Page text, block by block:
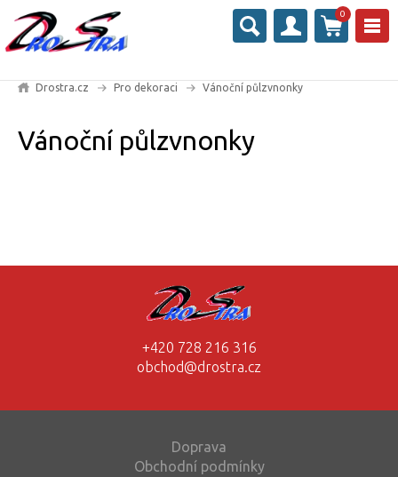
0
Drostra.cz Pro dekoraci Vánoční půlzvnonky
Vánoční půlzvnonky
+420 728 216 316
obchod@drostra.cz
Doprava
Obchodní podmínky